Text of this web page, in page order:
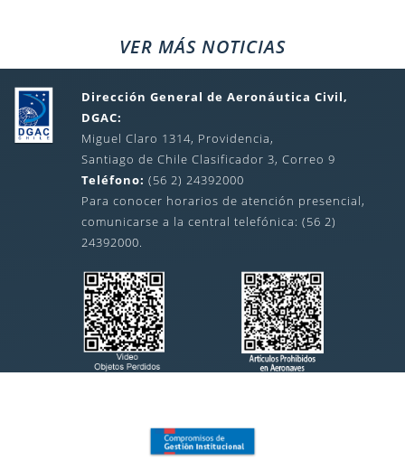
VER MÁS NOTICIAS
Dirección General de Aeronáutica Civil,
DGAC:
Miguel Claro 1314, Providencia,
Santiago de Chile Clasificador 3, Correo 9
Teléfono: (56 2) 24392000
Para conocer horarios de atención presencial,
comunicarse a la central telefónica: (56 2)
24392000.